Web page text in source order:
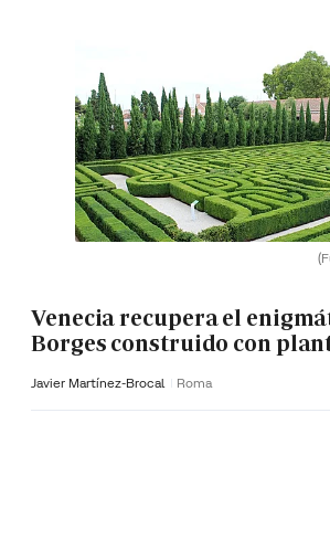
Venecia recupera el
Borges construido con
Javier Martínez-Brocal Roma